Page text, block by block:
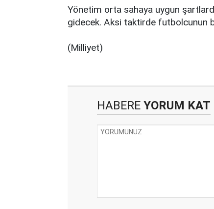
Yönetim orta sahaya uygun
gidecek. Aksi taktirde futbolcunun
(Milliyet)
HABERE YORUM KAT